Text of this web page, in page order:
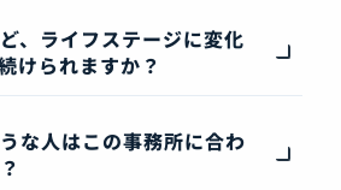
、ライフステージに変化
けられますか？
な人はこの事務所に合わ